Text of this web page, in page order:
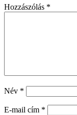
Hozzászólás *
Név *
E-mail cím *